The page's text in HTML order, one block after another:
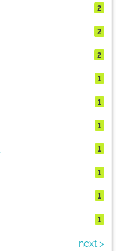
2
2
2
1
1
1
1
1
1
1
next >